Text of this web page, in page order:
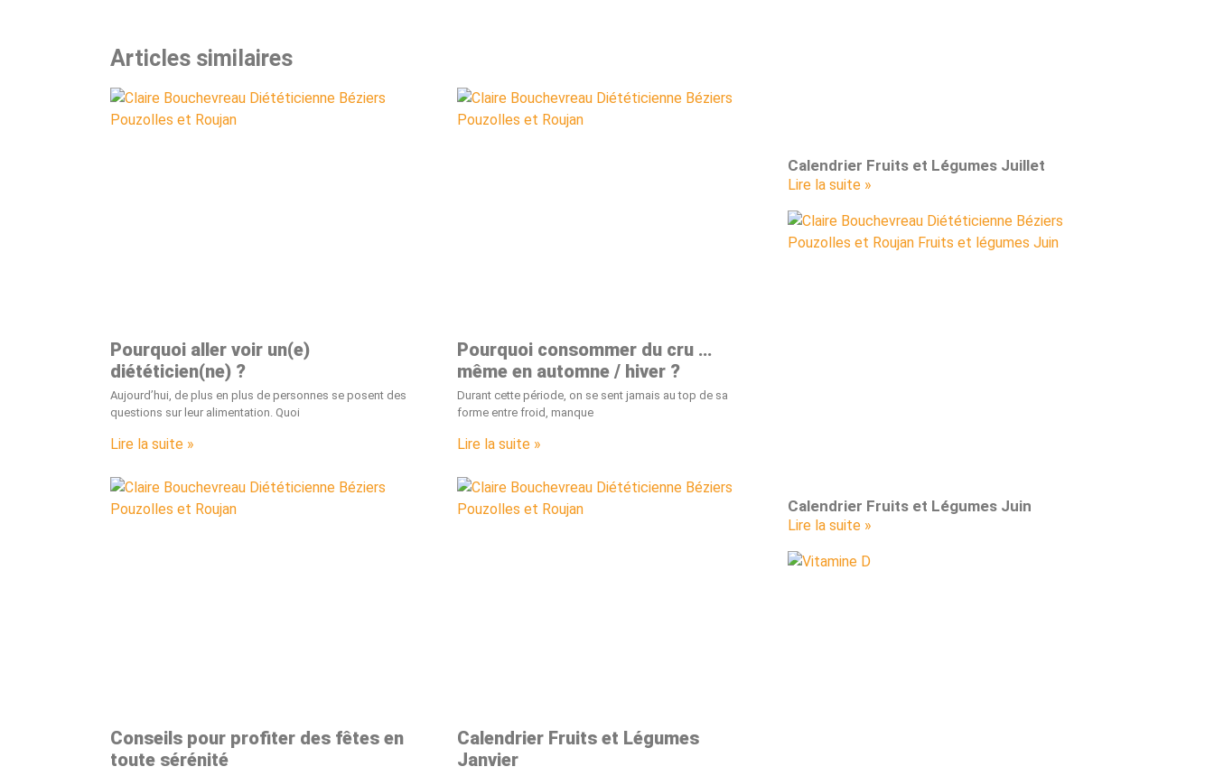
Articles similaires
Pourquoi aller voir un(e)
diététicien(ne) ?
Aujourd’hui, de plus en plus de personnes se posent des
questions sur leur alimentation. Quoi
Lire la suite »
Pourquoi consommer du cru …
même en automne / hiver ?
Durant cette période, on se sent jamais au top de sa
forme entre froid, manque
Lire la suite »
Conseils pour profiter des fêtes en
toute sérénité
Calendrier Fruits et Légumes
Janvier
Calendrier Fruits et Légumes Juillet
Lire la suite »
Calendrier Fruits et Légumes Juin
Lire la suite »